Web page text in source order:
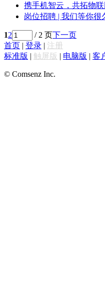
携手机智云，共拓物
岗位招聘 | 我们等你很
12 / 2 页下一页
首页 | 登录 | 注册
标准版 | 触屏版 | 电脑版 | 客
© Comsenz Inc.